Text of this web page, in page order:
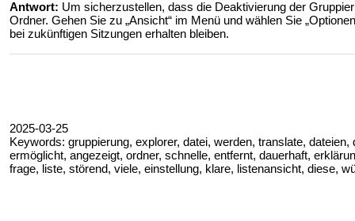
Antwort: Um sicherzustellen, dass die Deaktivierung der
Ordner. Gehen Sie zu „Ansicht“ im Menü und wählen Sie
bei zukünftigen Sitzungen erhalten bleiben.
2025-03-25
Keywords: gruppierung, explorer, datei, werden, translate,
ermöglicht, angezeigt, ordner, schnelle, entfernt, dauerhaft,
frage, liste, störend, viele, einstellung, klare, listenansicht, diese,